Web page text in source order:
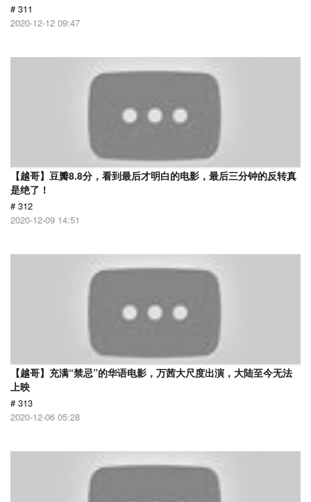
# 311
2020-12-12 09:47
【越哥】豆瓣8.8分，看到最后才明白的电影，最后三分钟的反转真
是绝了！
# 312
2020-12-09 14:51
【越哥】充满“禁忌”的华语电影，万茜大尺度出演，大陆至今无法
上映
# 313
2020-12-06 05:28